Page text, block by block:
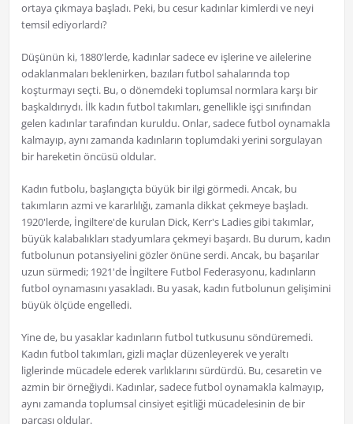
ortaya çıkmaya başladı. Peki, bu cesur kadınlar kimlerdi ve neyi
temsil ediyorlardı?
Düşünün ki, 1880'lerde, kadınlar sadece ev işlerine ve ailelerine
odaklanmaları beklenirken, bazıları futbol sahalarında top
koşturmayı seçti. Bu, o dönemdeki toplumsal normlara karşı bir
başkaldırıydı. İlk kadın futbol takımları, genellikle işçi sınıfından
gelen kadınlar tarafından kuruldu. Onlar, sadece futbol oynamakla
kalmayıp, aynı zamanda kadınların toplumdaki yerini sorgulayan
bir hareketin öncüsü oldular.
Kadın futbolu, başlangıçta büyük bir ilgi görmedi. Ancak, bu
takımların azmi ve kararlılığı, zamanla dikkat çekmeye başladı.
1920'lerde, İngiltere'de kurulan Dick, Kerr's Ladies gibi takımlar,
büyük kalabalıkları stadyumlara çekmeyi başardı. Bu durum, kadın
futbolunun potansiyelini gözler önüne serdi. Ancak, bu başarılar
uzun sürmedi; 1921'de İngiltere Futbol Federasyonu, kadınların
futbol oynamasını yasakladı. Bu yasak, kadın futbolunun gelişimini
büyük ölçüde engelledi.
Yine de, bu yasaklar kadınların futbol tutkusunu söndüremedi.
Kadın futbol takımları, gizli maçlar düzenleyerek ve yeraltı
liglerinde mücadele ederek varlıklarını sürdürdü. Bu, cesaretin ve
azmin bir örneğiydi. Kadınlar, sadece futbol oynamakla kalmayıp,
aynı zamanda toplumsal cinsiyet eşitliği mücadelesinin de bir
parçası oldular.